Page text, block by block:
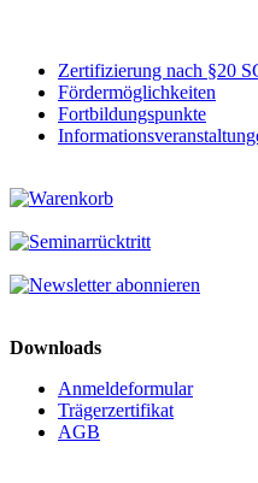
Zertifizierung nach §20
Fördermöglichkeiten
Fortbildungspunkte
Downloads
Anmeldeformular
Trägerzertifikat
AGB